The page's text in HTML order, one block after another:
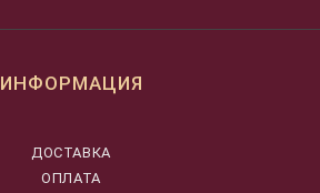
ИНФОРМАЦИЯ
ДОСТАВКА
ОПЛАТА